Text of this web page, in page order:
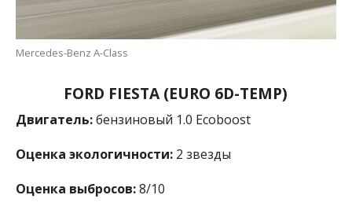
Mercedes-Benz A-Class
FORD FIESTA (EURO 6D-TEMP)
Двигатель:бензиновый 1.0 Ecoboost
Оценка экологичности:2 звезды
Оценка выбросов:8/10